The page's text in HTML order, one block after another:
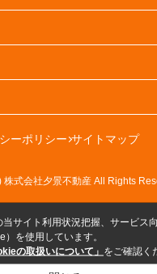
ーポリシー サイトマップ
株式会社夕景不動産 All Rights
サイト利用状況把握、サービス
を使用しています。
の取扱いについて」 をご確認く